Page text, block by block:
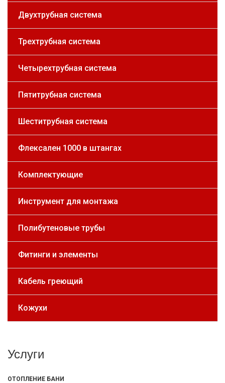
Двухтрубная система
Трехтрубная система
Четырехтрубная система
Пятитрубная система
Шеститрубная система
Флексален 1000 в штангах
Комплектующие
Инструмент для монтажа
Полибутеновые трубы
Фитинги и элементы
Кабель греющий
Кожухи
Услуги
ОТОПЛЕНИЕ БАНИ